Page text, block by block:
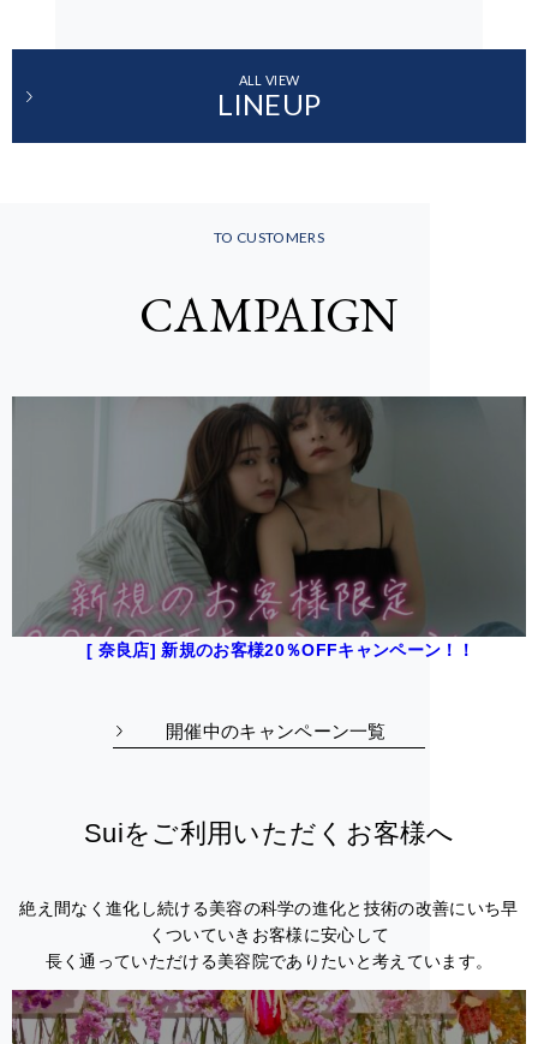
ALL VIEW
LINEUP
TO CUSTOMERS
CAMPAIGN
[ 奈良店] 新規のお客様20％OFFキャンペーン！！
開催中のキャンペーン一覧
Suiをご利用いただくお客様へ
絶え間なく進化し続ける美容の科学の進化と技術の改善にいち早
くついていきお客様に安心して
長く通っていただける美容院でありたいと考えています。